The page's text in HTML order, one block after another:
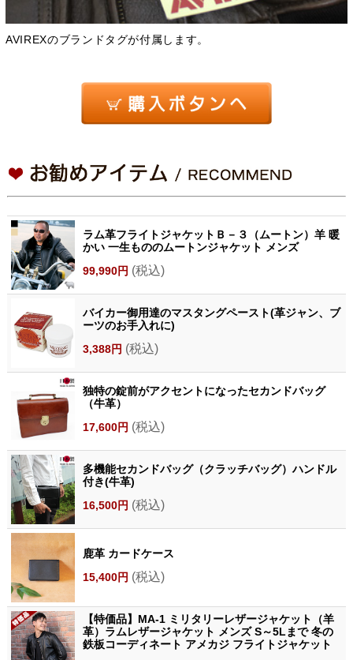
AVIREXのブランドタグが付属します。
ラム革フライトジャケットＢ－３（ムートン）羊 暖
かい 一生もののムートンジャケット メンズ
99,990円 (税込)
バイカー御用達のマスタングペースト(革ジャン、ブ
ーツのお手入れに)
3,388円 (税込)
独特の錠前がアクセントになったセカンドバッグ
（牛革）
17,600円 (税込)
多機能セカンドバッグ（クラッチバッグ）ハンドル
付き(牛革)
16,500円 (税込)
鹿革 カードケース
15,400円 (税込)
【特価品】MA-1 ミリタリーレザージャケット（羊
革）ラムレザージャケット メンズ S～5Lまで 冬の
鉄板コーディネート アメカジ フライトジャケット